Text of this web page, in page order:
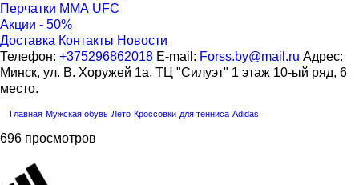
Перчатки ММА UFC
Акции - 50%
Доставка Контакты Новости
Телефон: +375296862018 E-mail: Forss.by@mail.ru Адрес:
Минск, ул. В. Хоружей 1а. ТЦ "Силуэт" 1 этаж 10-ый ряд, 6
место.
Главная Мужская обувь Лето Кроссовки для тенниса Adidas
696 просмотров